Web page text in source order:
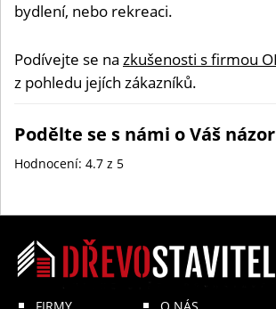
bydlení, nebo rekreaci.
Podívejte se na zkušenosti s firmou
z pohledu jejích zákazníků.
Podělte se s námi o Váš
Hodnocení: 4.7 z 5